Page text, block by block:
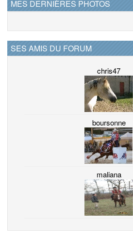
MES DERNIÈRES PHOTOS
SES AMIS DU FORUM
chris47
boursonne
maliana